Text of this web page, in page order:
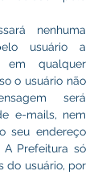
nenhuma
usuário a
em qualquer
o usuário não
será
e-mails, nem
seu endereço
A Prefeitura só
do usuário, por